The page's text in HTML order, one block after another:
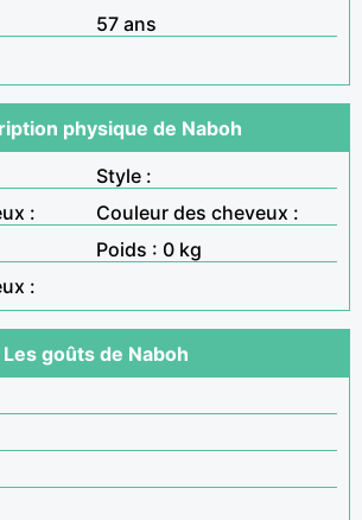
57 ans
physique de Naboh
Style :
:
Couleur des cheveux :
Poids : 0 kg
:
Les goûts de Naboh